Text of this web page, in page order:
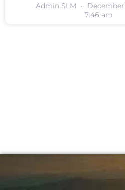
Admin SLM
December
7:46 am